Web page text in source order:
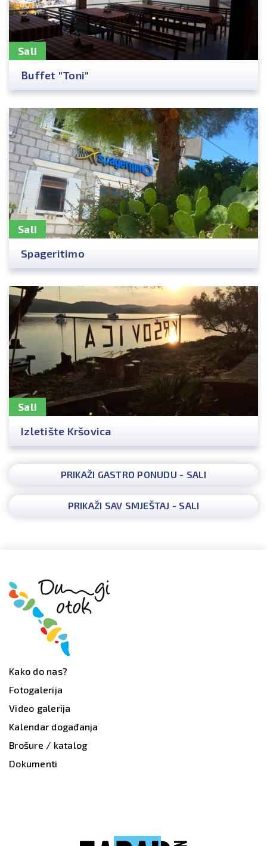
Sali
Buffet "Toni"
Sali
Spageritimo
Sali
Izletište Kršovica
PRIKAŽI GASTRO PONUDU - SALI
PRIKAŽI SAV SMJEŠTAJ - SALI
Kako do nas?
Fotogalerija
Video galerija
Kalendar događanja
Brošure / katalog
Dokumenti